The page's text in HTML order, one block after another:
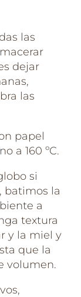
las
dejar
las
papel
a 160 ºC.⁣
si
batimos la
a
textura
y la miel y
que la
volumen.⁣